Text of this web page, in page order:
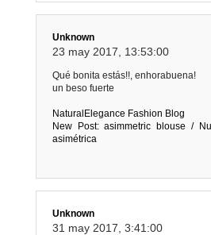
Unknown
23 may 2017, 13:53:00
Qué bonita estás!!, enhorabuena!
un beso fuerte
NaturalElegance Fashion Blog
New Post: asimmetric blouse /
asimétrica
Unknown
31 may 2017, 3:41:00